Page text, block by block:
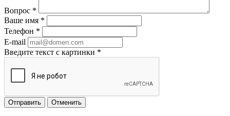
Вопрос *
Ваше имя *
Телефон *
E-mail
Введите текст с картинки *
Отменить